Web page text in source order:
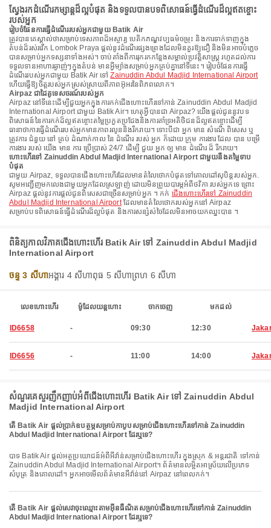
ស្វែងរកដំណើរកម្សាន្តដ៏ល្អបំផុត និងទទួលបានបទពិសោធន៍ធ្វើដំណើរដ៏ល្អឥតខ្ចោះ
របស់អ្នក
រៀបចំផែនការធ្វើដំណើររបស់អ្នកជាមួយ Batik Air
ត្រូវបានគេស្គាល់ថាសម្រាប់ទេសភាពដ៏អស្ចារ្យ បេតិកភណ្ឌវប្បធម៌ចម្រុះ និងការទាក់ទាញក្នុង
តំបន់ដ៏រស់រវើក Lombok Praya ផ្តល់នូវដំណើរផ្សងព្រេងដែលមិនគួរឱ្យជឿ និងមិនអាចបំភ្លេច
បានសម្រាប់អ្នកទស្សនាទាំងអស់។ ចាប់តាំងពីការរុករកកន្លែងសម្គាល់ប្រវត្តិសាស្ត្រ រហូតដល់ការ
ទទួលទានអាហារឆ្ងាញ់ៗក្នុងតំបន់ មានអ្វីម្យ៉ាងសម្រាប់អ្នកគ្រប់គ្នានៅទីនេះ។ រៀបចំផែនការធ្វើ
ដំណើររបស់អ្នកជាមួយ Batik Air ទៅZainuddin Abdul Madjid International Airport
ហើយធ្វើឱ្យចិត្តរបស់អ្នកស្រស់ស្រាយពីភាពអ៊ូអរនៃពិភពលោក។
Airpaz ជាដៃគូទេសចរណ៍របស់អ្នក
Airpaz នៅទីនេះដើម្បីជួយអ្នកក្នុងការកក់ជើងហោះហើរទៅកាន់ Zainuddin Abdul Madjid
International Airport ជាមួយ Batik Air។ ហេតុអ្វីបានជា Airpaz? យើងផ្តល់ជូននូវបទ
ពិសោធន៍នៃការកក់ដ៏ល្អឥតខ្ចោះតម្លៃប្រកួតប្រជែងនិងការគាំទ្រអតិថិជនដ៏ល្អឥតខ្ចោះដើម្បី
ធានាថាការធ្វើដំណើររបស់អ្នកមានភាពរលូននិងរីករាយ។ ទោះបីជា អ្នក មាន សំណើ ពិសេស ឬ
ត្រូវការ ជំនួយ នៅ គ្រប់ ដំណាក់កាល នៃ ដំណើរ របស់ អ្នក ក៏ដោយ ក្រុម ការងារ ដែល បាន បម្រើ
ការងារ របស់ យើង មាន ការ ប្រើប្រាស់ 24/7 ដើម្បី ជួយ អ្នក ឲ្យ មាន ដំណើរ ដ៏ រីករាយ។
ហោះហើរទៅ Zainuddin Abdul Madjid International Airport ជាមួយនឹងតម្លៃទាប
បំផុត
ជាមួយ Airpaz, ទទួលបានជើងហោះហើរដែលមានតំលៃថោកបំផុតទៅគោលដៅសុបិន្តរបស់អ្នក.
សូមអញ្ជើញមកលេងជាមួយអ្នកដែលស្រឡាញ់ ដោយមិនព្រួយបារម្ភអំពីថវិកា របស់អ្នកទេ ព្រោះ
Airpaz ផ្តល់នូវការផ្តល់ជូនពិសេសជាច្រើនសម្រាប់អ្នក ។ កក់ ជើងហោះហើរទៅ Zainuddin
Abdul Madjid International Airportដែលមានតំលៃថោករបស់អ្នកនៅ Airpaz
សម្រាប់បទពិសោធន៍ធ្វើដំណើរដ៏ល្អបំផុត និងការសន្សំសំចៃដែលមិនអាចយកឈ្នះបាន ។
ពិនិត្យកាលវិភាគជើងហោះហើរ Batik Air ទៅ Zainuddin Abdul Madjid
International Airport
ចន្ទ 3 សីហាអង្គារ 4 សីហាពុធ 5 សីហាព្រហ 6 សីហា
លេខហោះហើរ ម៉ូដែលយន្តហោះ ចាកចេញ មកដល់
ID6658 - 09:30 12:30
ID6656 - 11:00 14:00
សំណួរគេសួរញឹកញាប់អំពីជើងហោះហើរ Batik Air ទៅ Zainuddin Abdul
Madjid International Airport
តើ Batik Air ផ្តល់ប្រាក់ឧបត្ថម្ភសម្រាប់កាបូបសម្រាប់ជើងហោះហើរទៅកាន់ Zainuddin
Abdul Madjid International Airport ដែរឬទេ?
បាទ Batik Air ផ្តល់អត្ថប្រយោជន៍អំពីអីវ៉ាន់សម្រាប់ជើងហោះហើរ ក្នុងស្រុក & អន្តរជាតិ ទៅកាន់
Zainuddin Abdul Madjid International Airport។ ព័ត៌មានលម្អិតអាស្រ័យលើប្រភេទ
សំបុត្រ និងគោលដៅ។ អ្នកអាចមើលព័ត៌មានអីវ៉ាន់នៅ Airpaz នៅពេលកក់។
តើ Batik Air ផ្តល់សេវាចុះឈ្មោះតាមអ៊ីនធឺណិតសម្រាប់ជើងហោះហើរទៅកាន់ Zainuddin
Abdul Madjid International Airport ដែរឬទេ?